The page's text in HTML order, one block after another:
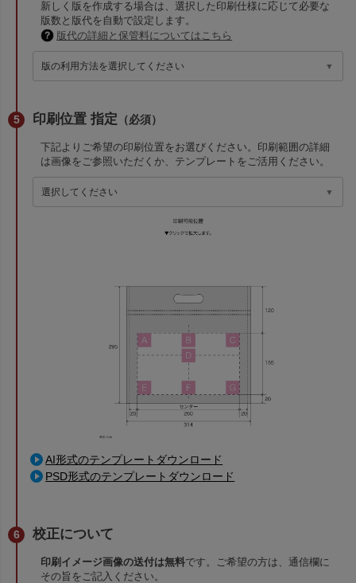
新しく版を作成する場合は、選択した印刷仕様に応じて必要な
版数と版代を自動で設定します。
版代の詳細と保管料についてはこちら
印刷位置 指定 （必須）
下記よりご希望の印刷位置をお選びください。印刷範囲の詳細
は画像をご参照いただくか、テンプレートをご活用ください。
AI形式のテンプレートダウンロード
PSD形式のテンプレートダウンロード
校正について
印刷イメージ画像の送付は無料です。ご希望の方は、通信欄に
その旨をご記入ください。